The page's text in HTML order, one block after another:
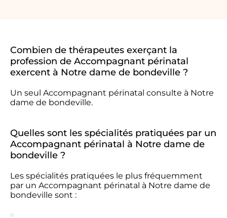
Combien de thérapeutes exerçant la
profession de Accompagnant périnatal
exercent à Notre dame de bondeville ?
Un seul Accompagnant périnatal consulte à Notre
dame de bondeville.
Quelles sont les spécialités pratiquées par un
Accompagnant périnatal à Notre dame de
bondeville ?
Les spécialités pratiquées le plus fréquemment
par un Accompagnant périnatal à Notre dame de
bondeville sont :